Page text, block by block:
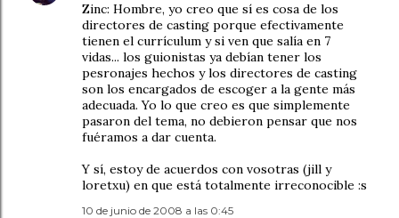
Zinc: Hombre, yo creo que sí es cosa de los
directores de casting porque efectivamente
tienen el currículum y si ven que salía en 7
vidas... los guionistas ya debían tener los
pesronajes hechos y los directores de casting
son los encargados de escoger a la gente más
adecuada. Yo lo que creo es que simplemente
pasaron del tema, no debieron pensar que nos
fuéramos a dar cuenta.
Y sí, estoy de acuerdos con vosotras (jill y
loretxu) en que está totalmente irreconocible :s
10 de junio de 2008 a las 0:45